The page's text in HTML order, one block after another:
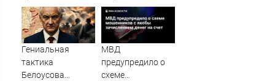
Европе и в Крыму
российском
городе
Гениальная
тактика
Белоусова
МВД
предупредило о
схеме